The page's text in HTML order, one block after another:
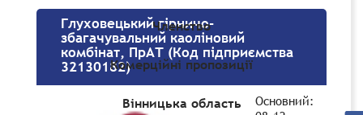
Членство
Комерційні пропозиції
Вінницька область
Глуховецький гірничо-
збагачувальний каоліновий
комбінат, ПрАТ (Код підприємства
32130182)
Основний: